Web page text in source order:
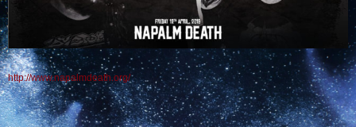
http://www.napalmdeath.org/